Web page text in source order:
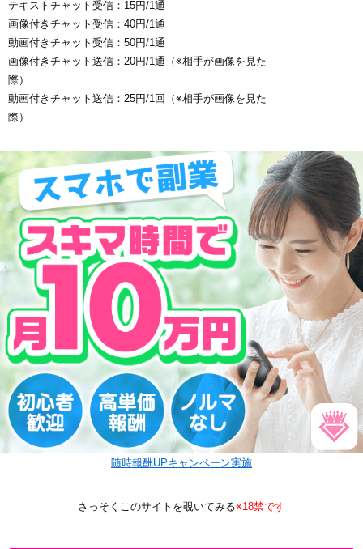
テキストチャット受信：15円/1通
画像付きチャット受信：40円/1通
動画付きチャット受信：50円/1通
画像付きチャット送信：20円/1通（※相手が画像を見た
際）
動画付きチャット送信：25円/1回（※相手が画像を見た
際）
随時報酬UPキャンペーン実施
さっそくこのサイトを覗いてみる※18禁です